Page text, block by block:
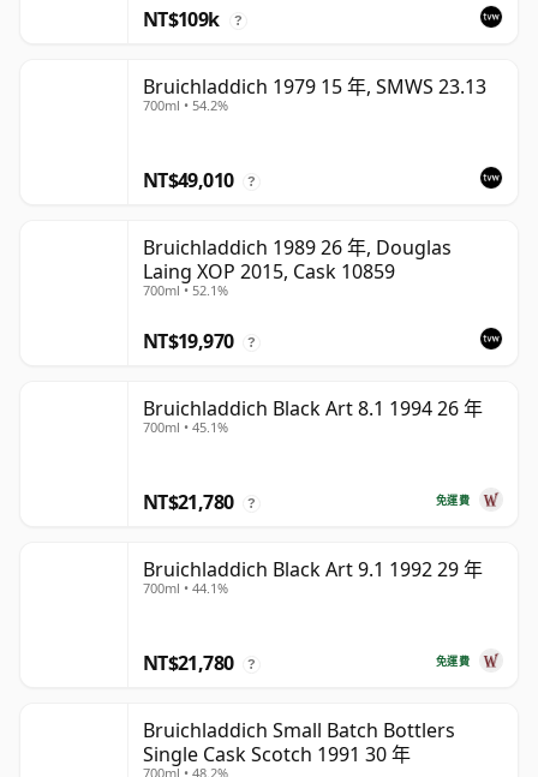
NT$109k ?
Bruichladdich 1979 15 年, SMWS 23.13
700ml • 54.2%
NT$49,010 ?
Bruichladdich 1989 26 年, Douglas
Laing XOP 2015, Cask 10859
700ml • 52.1%
NT$19,970 ?
Bruichladdich Black Art 8.1 1994 26 年
700ml • 45.1%
免運費
NT$21,780 ?
Bruichladdich Black Art 9.1 1992 29 年
700ml • 44.1%
免運費
NT$21,780 ?
Bruichladdich Small Batch Bottlers
Single Cask Scotch 1991 30 年
700ml • 48.2%